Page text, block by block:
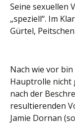
Seine sexuellen
„speziell“. Im
Gürtel,
Nach wie vor
Hauptrolle nicht
nach der
resultierenden
Jamie Dornan